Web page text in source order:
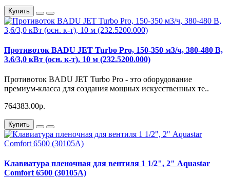
Купить
Противоток BADU JET Turbo Pro, 150-350 м3/ч, 380-480 В,
3,6/3,0 кВт (осн. к-т), 10 м (232.5200.000)
Противоток BADU JET Turbo Pro - это оборудование
премиум-класса для создания мощных искусственных те..
764383.00р.
Купить
Клавиатура пленочная для вентиля 1 1/2", 2" Aquastar
Comfort 6500 (30105А)